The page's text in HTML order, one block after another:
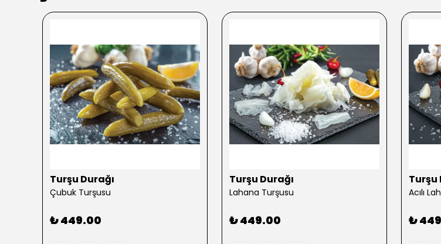
Turşu Durağı
Çubuk Turşusu
₺ 449.00
Turşu Durağı
Lahana Turşusu
₺ 449.00
Turşu
Acılı
₺